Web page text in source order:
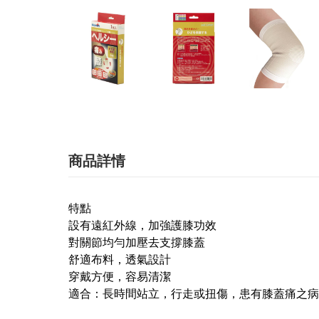
商品詳情
特點
設有遠紅外線，加強護膝功效️
對關節均勻加壓去支撐膝蓋
舒適布料，透氣設計
穿戴方便，容易清潔
適合：長時間站立，行走或扭傷，患有膝蓋痛之